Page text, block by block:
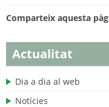
Actualitat
Dia a dia al web
Notícies
Comparteix aquesta